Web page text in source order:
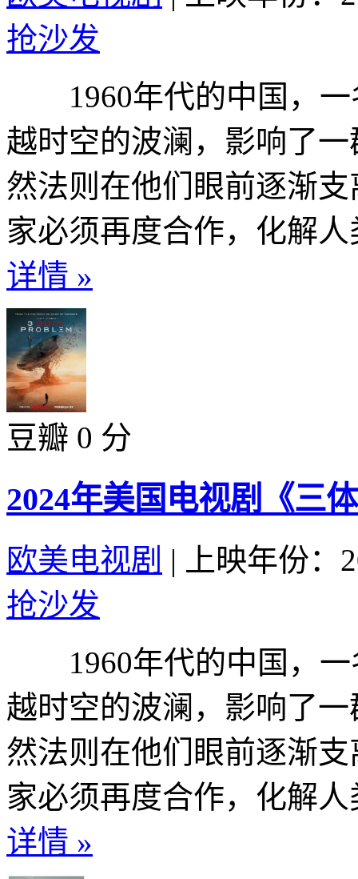
抢沙发
1960年代的中国，一
越时空的波澜，影响了
然法则在他们眼前逐渐
家必须再度合作，化解
详情 »
豆瓣 0 分
2024年美国电视剧《三
欧美电视剧 |
上映年份：
抢沙发
1960年代的中国，一
越时空的波澜，影响了
然法则在他们眼前逐渐
家必须再度合作，化解
详情 »